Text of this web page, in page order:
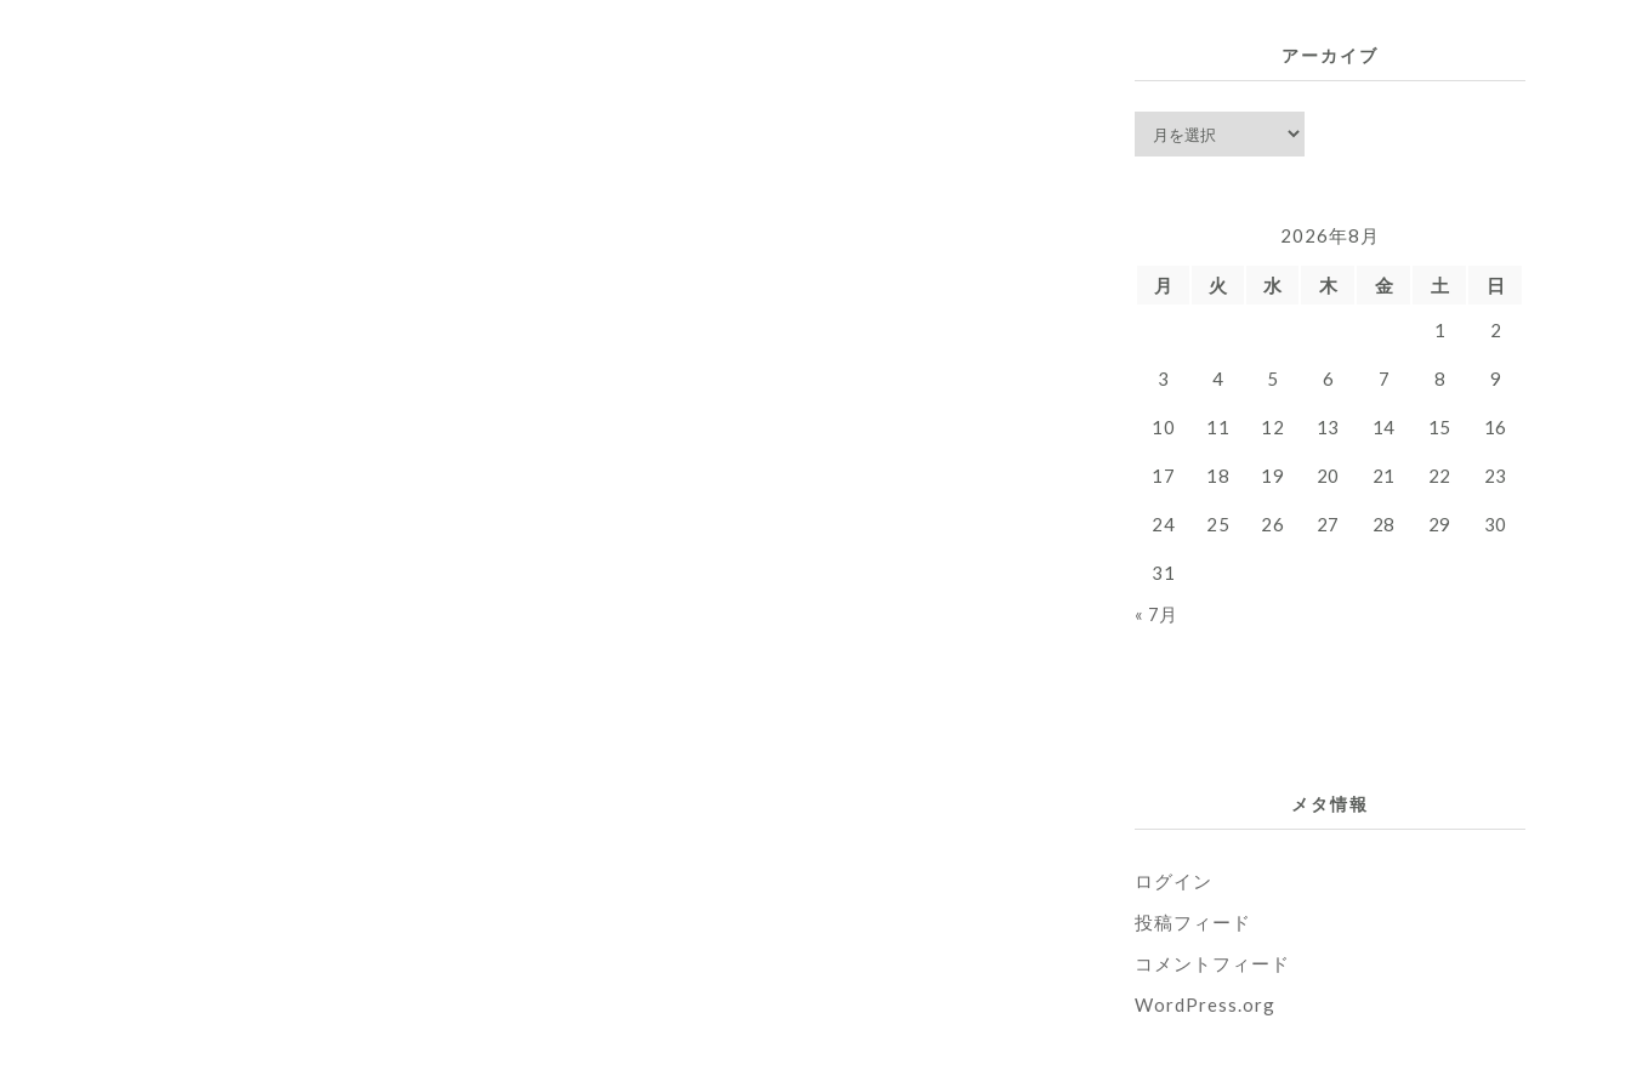
アーカイブ
ー
2026年8月
月 火 水 木 金 土 日
1 2
3 4 5 6 7 8 9
10 11 12 13 14 15 16
17 18 19 20 21 22 23
24 25 26 27 28 29 30
31
« 7月
メタ情報
ログイン
投稿フィード
コメントフィード
WordPress.org